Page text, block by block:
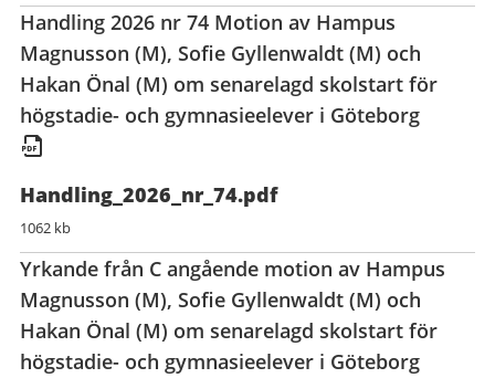
Handling 2026 nr 74 Motion av Hampus
Magnusson (M), Sofie Gyllenwaldt (M) och
Hakan Önal (M) om senarelagd skolstart för
högstadie- och gymnasieelever i Göteborg
Handling_2026_nr_74.pdf
1062 kb
Yrkande från C angående motion av Hampus
Magnusson (M), Sofie Gyllenwaldt (M) och
Hakan Önal (M) om senarelagd skolstart för
högstadie- och gymnasieelever i Göteborg